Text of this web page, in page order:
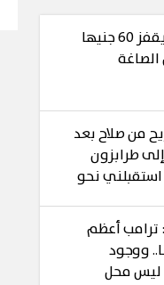
الذهب يقفز 60 جنيها
من صلاح بعد
إلى طرابزون
استقبلني نحو
شخص ولم
من قبل في
ترامب أعظم
ووجود
ليس محل